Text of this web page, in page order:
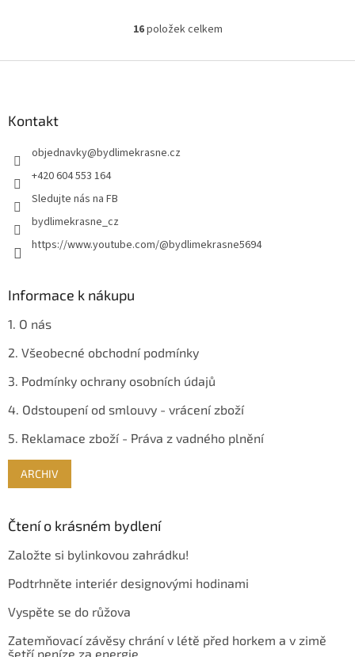
dřevěné detaily navodí útulnou
stanou se tak elegantním...
O
l
p
ý
16položek celkem
Kontakt
objednavky@bydlimekrasne.cz
+420 604 553 164
Sledujte nás na FB
bydlimekrasne_cz
https://www.youtube.com/@bydlimekrasne5694
Informace k nákupu
1. O nás
2. Všeobecné obchodní podmínky
3. Podmínky ochrany osobních údajů
4. Odstoupení od smlouvy - vrácení zboží
5. Reklamace zboží - Práva z vadného plnění
ARCHIV
Čtení o krásném bydlení
Založte si bylinkovou zahrádku!
Podtrhněte interiér designovými hodinami
Vyspěte se do růžova
Zatemňovací závěsy chrání v létě před horkem a v zimě
šetří peníze za energie